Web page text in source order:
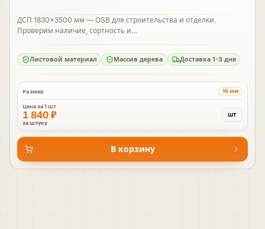
ДСП 1830×3500 мм — OSB для строительства и отделки.
Проверим наличие, сортность и...
Листовой материал Массив дерева Доставка 1-3 дня
Размер 16 мм
Цена за1 шт
1 840 ₽
за штуку
шт
В корзину